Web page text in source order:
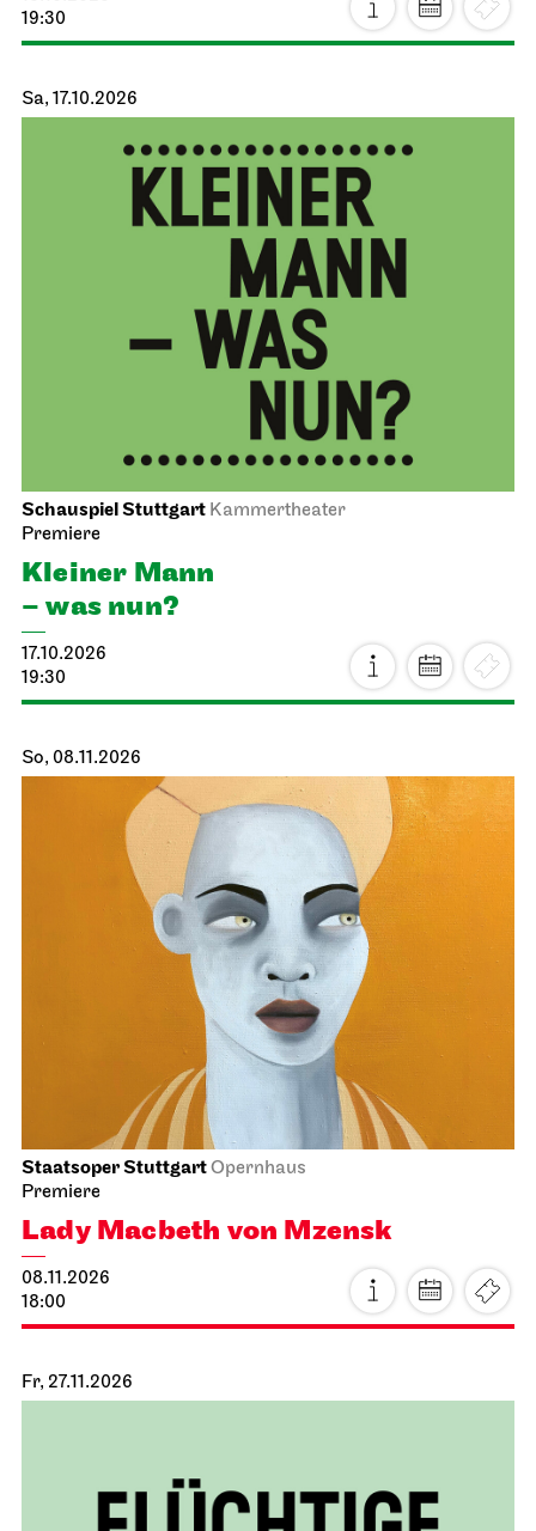
19:30
Sa, 17.10.2026
Schauspiel Stuttgart Kammertheater
Premiere
Kleiner Mann
– was nun?
17.10.2026
19:30
So, 08.11.2026
Staatsoper StuttgartOpernhaus
Premiere
Lady Macbeth von Mzensk
08.11.2026
18:00
Fr, 27.11.2026